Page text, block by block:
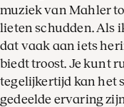
muziek van Mahler
lieten schudden. Als
dat vaak aan iets
biedt troost. Je kunt
tegelijkertijd kan het
gedeelde ervaring